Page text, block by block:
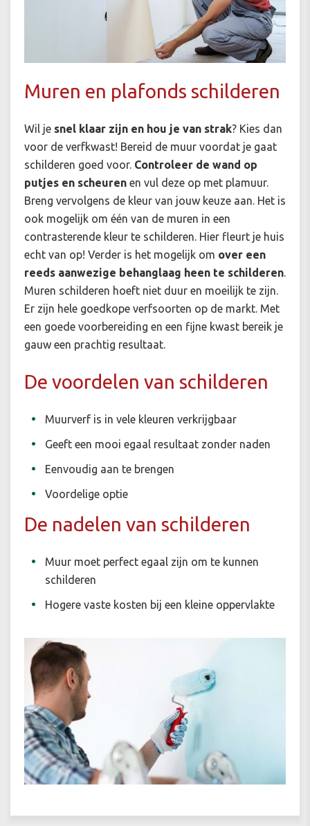
Muren en plafonds schilderen
Wil je snel klaar zijn en hou je van strak? Kies dan
voor de verfkwast! Bereid de muur voordat je gaat
schilderen goed voor. Controleer de wand op
putjes en scheuren en vul deze op met plamuur.
Breng vervolgens de kleur van jouw keuze aan. Het is
ook mogelijk om één van de muren in een
contrasterende kleur te schilderen. Hier fleurt je huis
echt van op! Verder is het mogelijk om over een
reeds aanwezige behanglaag heen te schilderen.
Muren schilderen hoeft niet duur en moeilijk te zijn.
Er zijn hele goedkope verfsoorten op de markt. Met
een goede voorbereiding en een fijne kwast bereik je
gauw een prachtig resultaat.
De voordelen van schilderen
Muurverf is in vele kleuren verkrijgbaar
Geeft een mooi egaal resultaat zonder naden
Eenvoudig aan te brengen
Voordelige optie
De nadelen van schilderen
Muur moet perfect egaal zijn om te kunnen
schilderen
Hogere vaste kosten bij een kleine oppervlakte